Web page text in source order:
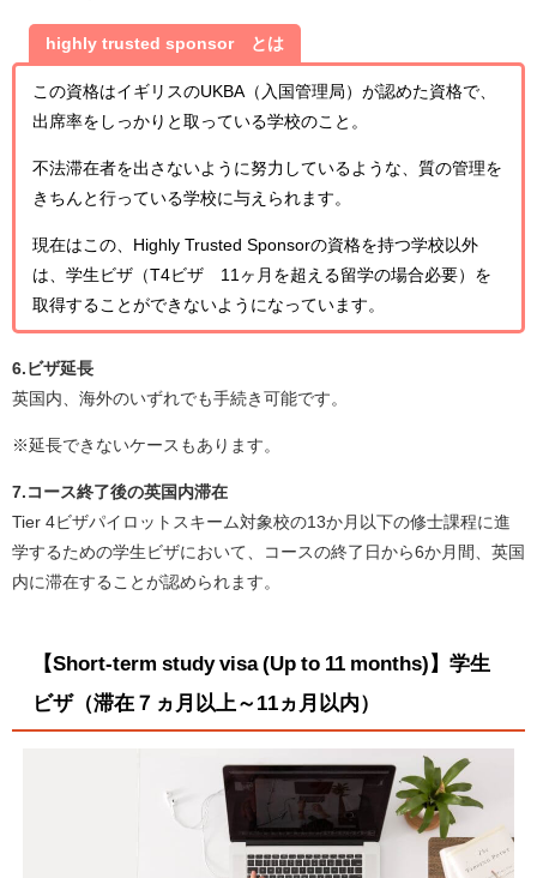
highly trusted sponsor とは
この資格はイギリスのUKBA（入国管理局）が認めた資格で、
出席率をしっかりと取っている学校のこと。
不法滞在者を出さないように努力しているような、質の管理を
きちんと行っている学校に与えられます。
現在はこの、Highly Trusted Sponsorの資格を持つ学校以外
は、学生ビザ（T4ビザ 11ヶ月を超える留学の場合必要）を
取得することができないようになっています。
6.ビザ延長
英国内、海外のいずれでも手続き可能です。
※延長できないケースもあります。
7.コース終了後の英国内滞在
Tier 4ビザパイロットスキーム対象校の13か月以下の修士課程に進
学するための学生ビザにおいて、コースの終了日から6か月間、英国
内に滞在することが認められます。
【Short-term study visa (Up to 11 months)】学生
ビザ（滞在７ヵ月以上～11ヵ月以内）